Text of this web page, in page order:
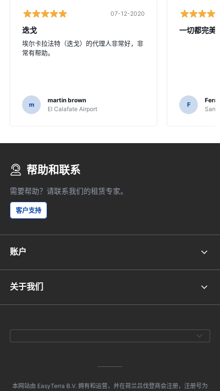
07-12-2020
迭戈
埃尔卡拉法特（迭戈）的代理人非常好，非
常有帮助。
m
martin brown
El Calafate Airport
一切都完美
F
帮助和联系
需要帮助？请联系我们的租赁专家。
客户支持
账户
关于我们
本网站由 EasyTerra B.V. 拥有和运营，并在荷兰吕伐登商会注册，注册号为